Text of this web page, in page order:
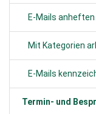
E-Mails
Mit Kategorien
E-Mails
Termin- und